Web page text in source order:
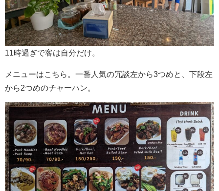
11時過ぎで客は自分だけ。
メニューはこちら。一番人気の冗談左から3つめと、下段左
から2つめのチャーハン。